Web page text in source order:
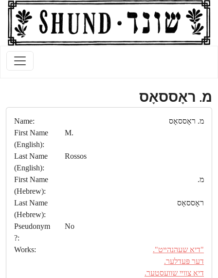
מ. ראָססאָס
Name:
מ. ראָססאָס
First Name
(English):
M.
Last Name
(English):
Rossos
First Name
(Hebrew):
מ.
Last Name
(Hebrew):
ראָססאָס
Pseudonym
?:
No
Works:
"דיא שעהנהײט".
דער פּעדלער.
דיא צווײ שוועסטער.